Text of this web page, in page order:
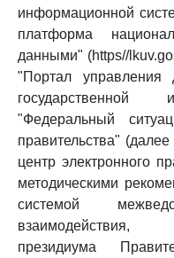
информационной
платформа
данными" (https//
"Портал
государственной
"Федеральный
правительства"
центр электронного
методическими
системой
президиума